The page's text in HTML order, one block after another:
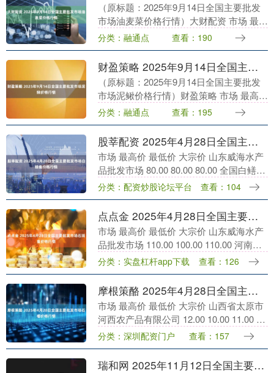
（原标题：2025年9月14日全国主要批发
市场油麦菜价格行情）大财配资 市场 最高
价 最低价 大宗价 北京顺鑫石门国际农产
品批发市场集团有限公司 3.80 3.....
分类：融通点 查看：190
财盈策略 2025年9月14日全国主要批发市场泥鳅价格行情
（原标题：2025年9月14日全国主要批发
市场泥鳅价格行情）财盈策略 市场 最高价
最低价 大宗价 长治市紫坊农产品综合交易
市场有限公司 30.00 28.00....
分类：融通点 查看：195
股莘配资 2025年4月28日全国主要批发市场白鳝鱼价格行情
市场 最高价 最低价 大宗价 山东威海水产
品批发市场 80.00 80.00 80.00 全国白鳝鱼
批发价格行情走势分析股莘配资 从今日全
国白鳝鱼批发市场价格上....
分类：配资炒股论坛平台 查看：104
点点金 2025年4月28日全国主要批发市场石斑鱼价格行情
市场 最高价 最低价 大宗价 山东威海水产
品批发市场 110.00 100.00 110.00 河南万
邦国际农产品物流股份有限公司 86.00
80.00 83....
分类：实盘杠杆app下载 查看：126
摩根策酪 2025年4月28日全国主要批发市场石榴价格行情
市场 最高价 最低价 大宗价 山西省太原市
河西农产品有限公司 12.00 10.00 11.00 滕
州市农副产品物流中心有限公司 8.00 7.00
8.00 ....
分类：深圳配资门户 查看：157
瑞和网 2025年11月12日全国主要批发市场羊肉价格行情